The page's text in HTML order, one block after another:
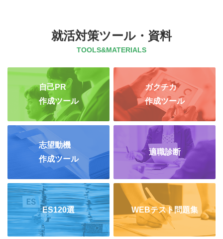
就活対策ツール・資料
TOOLS&MATERIALS
自己PR
作成ツール
ガクチカ
作成ツール
志望動機
作成ツール
適職診断
ES120選 WEBテスト問題集